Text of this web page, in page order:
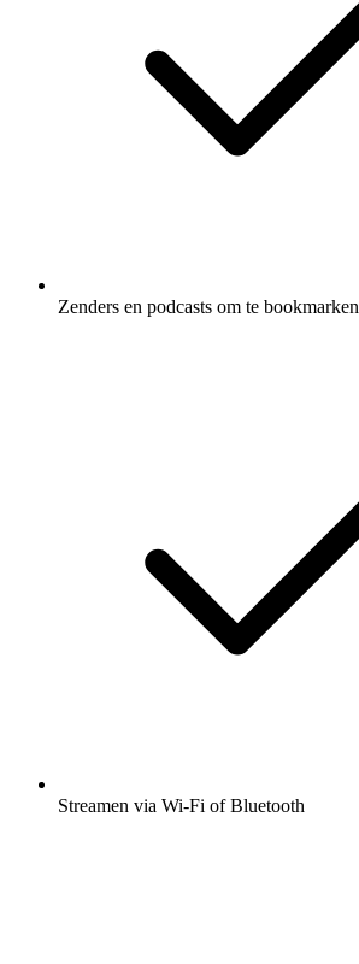
Zenders en podcasts om te bookmarken
Streamen via Wi-Fi of Bluetooth